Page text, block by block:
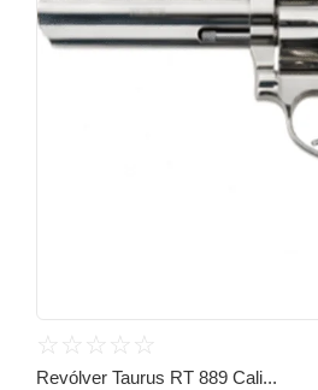
☆ ☆ ☆ ☆ ☆
Revólver Taurus RT 889 Cali...